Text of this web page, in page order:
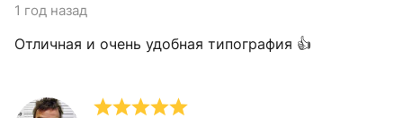
1 год назад
Отличная и очень удобная типография 👍